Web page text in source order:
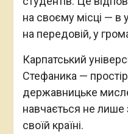
на своєму місці — в
на передовій, у
Карпатський
Стефаника —
державницьке
навчається не лише
своїй країні.